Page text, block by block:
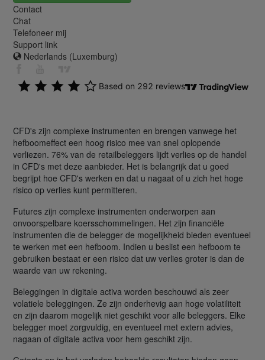
Contact
Chat
Telefoneer mij
Support link
Nederlands (Luxemburg)
CFD's zijn complexe instrumenten en brengen vanwege het
hefboomeffect een hoog risico mee van snel oplopende
verliezen. 76% van de retailbeleggers lijdt verlies op de handel
in CFD's met deze aanbieder. Het is belangrijk dat u goed
begrijpt hoe CFD's werken en dat u nagaat of u zich het hoge
risico op verlies kunt permitteren.
Futures zijn complexe instrumenten onderworpen aan
onvoorspelbare koersschommelingen. Het zijn financiële
instrumenten die de belegger de mogelijkheid bieden eventueel
te werken met een hefboom. Indien u beslist een hefboom te
gebruiken bestaat er een risico dat uw verlies groter is dan de
waarde van uw rekening.
Beleggingen in digitale activa worden beschouwd als zeer
volatiele beleggingen. Ze zijn onderhevig aan hoge volatiliteit
en zijn daarom mogelijk niet geschikt voor alle beleggers. Elke
belegger moet zorgvuldig, en eventueel met extern advies,
nagaan of digitale activa voor hem geschikt zijn.